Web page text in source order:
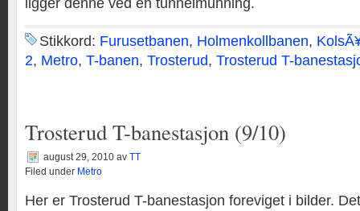
ligger denne ved en tunnelmunning.
Stikkord: Furusetbanen, Holmenkollbanen,
2, Metro, T-banen, Trosterud, Trosterud T-
Trosterud T-banestasjon (9/10)
august 29, 2010 av TT
Filed under Metro
Her er Trosterud T-banestasjon foreviget i bilder.